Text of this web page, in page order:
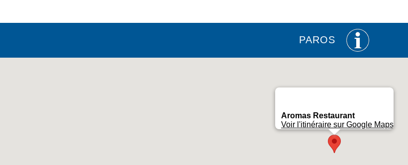
PAROS
Aromas Restaurant
Voir l'itinéraire sur Google Maps